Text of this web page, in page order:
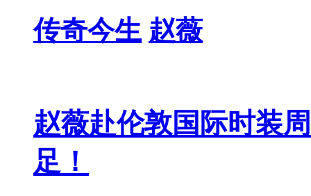
传奇今生 赵薇
赵薇赴伦敦国际时装
足！